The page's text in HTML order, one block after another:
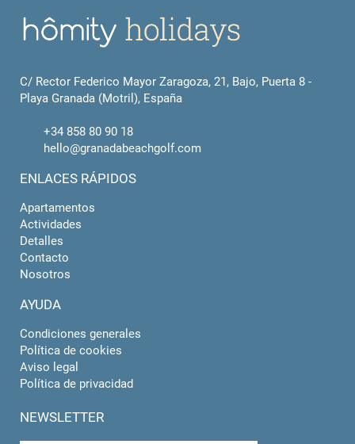
C/ Rector Federico Mayor Zaragoza, 21, Bajo, Puerta 8 -
Playa Granada (Motril), España
+34 858 80 90 18
hello@granadabeachgolf.com
ENLACES RÁPIDOS
Apartamentos
Actividades
Detalles
Contacto
Nosotros
AYUDA
Condiciones generales
Política de cookies
Aviso legal
Política de privacidad
NEWSLETTER